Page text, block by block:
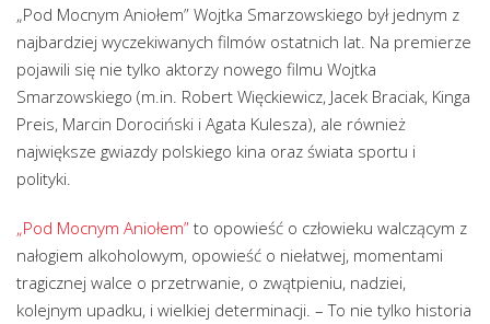
„Pod Mocnym Aniołem” Wojtka Smarzowskiego był jednym z
najbardziej wyczekiwanych filmów ostatnich lat. Na premierze
pojawili się nie tylko aktorzy nowego filmu Wojtka
Smarzowskiego (m.in. Robert Więckiewicz, Jacek Braciak, Kinga
Preis, Marcin Dorociński i Agata Kulesza), ale również
największe gwiazdy polskiego kina oraz świata sportu i
polityki.
„Pod Mocnym Aniołem” to opowieść o człowieku walczącym z
nałogiem alkoholowym, opowieść o niełatwej, momentami
tragicznej walce o przetrwanie, o zwątpieniu, nadziei,
kolejnym upadku, i wielkiej determinacji. – To nie tylko historia